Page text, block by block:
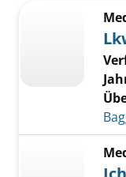
Zu den